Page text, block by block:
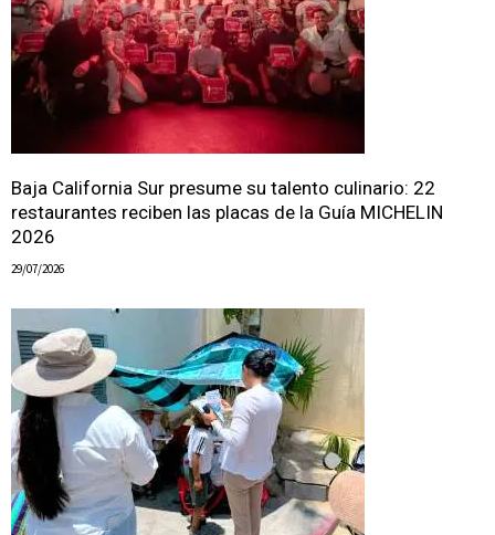
Baja California Sur presume su talento culinario: 22
restaurantes reciben las placas de la Guía MICHELIN
2026
29/07/2026